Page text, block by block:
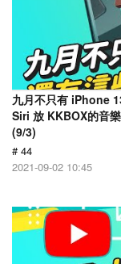
九月不只有 iPhone
Siri 放 KKBOX的音
(9/3)
# 44
2021-09-02 10:45